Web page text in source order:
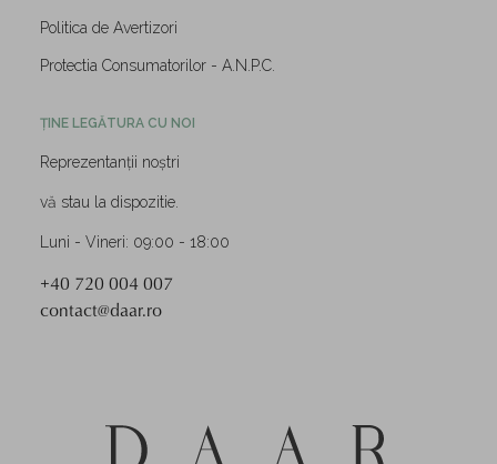
Politica de Avertizori
Protectia Consumatorilor - A.N.P.C.
ȚINE LEGĂTURA CU NOI
Reprezentanții noștri
vă stau la dispozitie.
Luni - Vineri: 09:00 - 18:00
+40 720 004 007
contact@daar.ro